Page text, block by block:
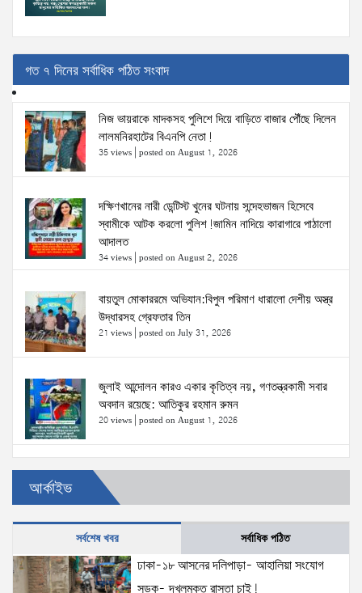
গত ৭ দিনের সর্বাধিক পঠিত সংবাদ
নিজ ভায়রাকে মাদকসহ পুলিশে দিয়ে বাড়িতে বাজার পৌঁছে দিলেন
লালমনিরহাটের বিএনপি নেতা!
35 views posted on August 1, 2026
দক্ষিণখানের নারী ডেন্টিস্ট খুনের ঘটনায় সন্দেহভাজন হিসেবে
স্বামীকে আটক করলো পুলিশ!জামিন নাদিয়ে কারাগারে পাঠালো
আদালত
34 views posted on August 2, 2026
বায়তুল মোকাররমে অভিযান:বিপুল পরিমাণ ধারালো দেশীয় অস্ত্র
উদ্ধারসহ গ্রেফতার তিন
21 views posted on July 31, 2026
জুলাই আন্দোলন কারও একার কৃতিত্ব নয়, গণতন্ত্রকামী সবার
অবদান রয়েছে: আতিকুর রহমান রুমন
20 views posted on August 1, 2026
উত্তরখানে ডিএনসিসি প্রশাসক মো. শফিকুল ও ঢাকা-১৮
আসনের সংসদ সদস্য এস এম জাহাঙ্গীর হোসেনের উপর একদল
দুস্কৃতিকারীদের হামলা
20 views|posted on August 2, 2026
প্রধানমন্ত্রীর সঙ্গে মার্কিন বিশেষ দূতের বৈঠক: তারেক রহমানের
নেতৃত্ব ও বাংলাদেশের স্থিতিশীলতায় দৃঢ় আত্মবিশ্বাস
আর্কাইভ
সর্বশেষ খবর সর্বাধিক পঠিত
ঢাকা-১৮ আসনের দলিপাড়া- আহালিয়া সংযোগ